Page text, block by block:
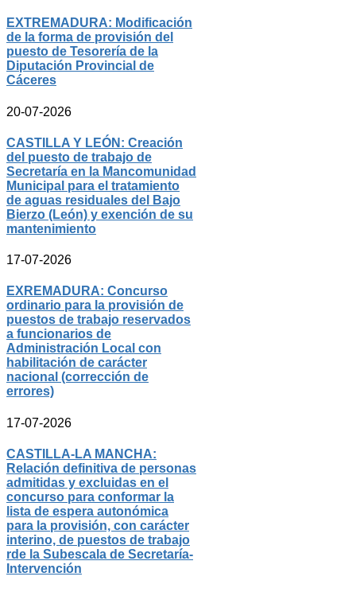
EXTREMADURA: Modificación
de la forma de provisión del
puesto de Tesorería de la
Diputación Provincial de
Cáceres
20-07-2026
CASTILLA Y LEÓN: Creación
del puesto de trabajo de
Secretaría en la Mancomunidad
Municipal para el tratamiento
de aguas residuales del Bajo
Bierzo (León) y exención de su
mantenimiento
17-07-2026
EXREMADURA: Concurso
ordinario para la provisión de
puestos de trabajo reservados
a funcionarios de
Administración Local con
habilitación de carácter
nacional (corrección de
errores)
17-07-2026
CASTILLA-LA MANCHA:
Relación definitiva de personas
admitidas y excluidas en el
concurso para conformar la
lista de espera autonómica
para la provisión, con carácter
interino, de puestos de trabajo
rde la Subescala de Secretaría-
Intervención